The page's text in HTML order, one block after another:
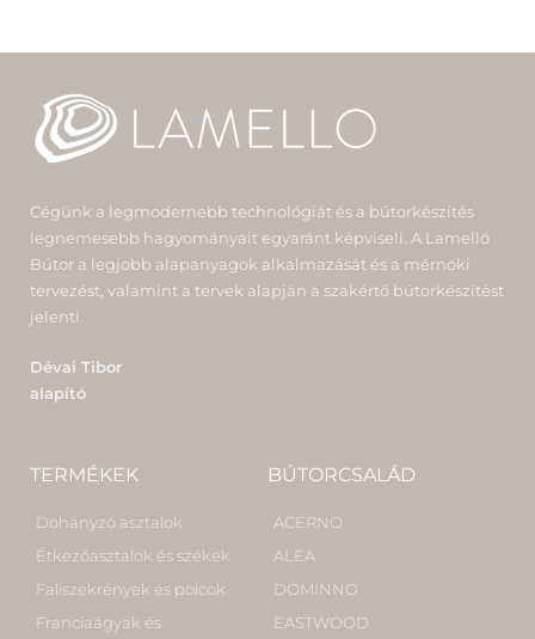
Cégünk a legmodernebb technológiát és a bútorkészítés
legnemesebb hagyományait egyaránt képviseli. A Lamelló
Bútor a legjobb alapanyagok alkalmazását és a mérnöki
tervezést, valamint a tervek alapján a szakértő bútorkészítést
jelenti.
Dévai Tibor
alapító
TERMÉKEK
Dohányzó asztalok
Étkezőasztalok és székek
Faliszekrények és polcok
Franciaágyak és
BÚTORCSALÁD
ACERNO
ALEA
DOMINNO
EASTWOOD